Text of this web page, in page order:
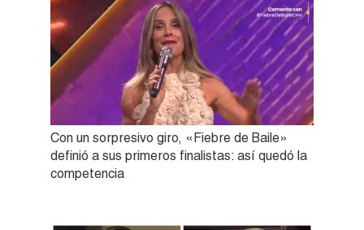
Con un sorpresivo giro, «Fiebre de Baile»
definió a sus primeros finalistas: así quedó la
competencia